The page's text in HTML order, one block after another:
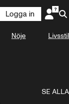
Logga in
Nöje Livsstil
SE ALLA